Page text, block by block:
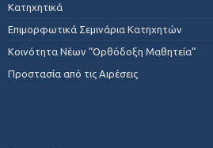
Κατηχητικά
Επιμορφωτικά Σεμινάρια Κατηχητών
Κοινότητα Νέων “Ορθόδοξη Μαθητεία”
Προστασία από τις Αιρέσεις